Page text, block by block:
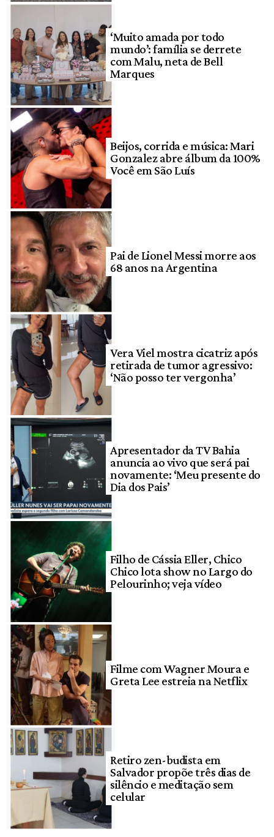
‘Muito amada por todo
mundo’: família se derrete
com Malu, neta de Bell
Marques
Beijos, corrida e música: Mari
Gonzalez abre álbum da 100%
Você em São Luís
Pai de Lionel Messi morre aos
68 anos na Argentina
Vera Viel mostra cicatriz após
retirada de tumor agressivo:
‘Não posso ter vergonha’
Apresentador da TV Bahia
anuncia ao vivo que será pai
novamente: ‘Meu presente do
Dia dos Pais’
Filho de Cássia Eller, Chico
Chico lota show no Largo do
Pelourinho; veja vídeo
Filme com Wagner Moura e
Greta Lee estreia na Netflix
Retiro zen-budista em
Salvador propõe três dias de
silêncio e meditação sem
celular